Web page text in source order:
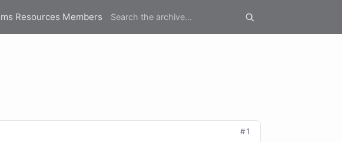
Resources Members
#1